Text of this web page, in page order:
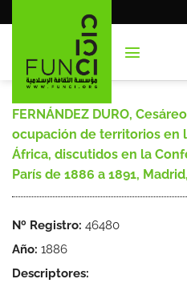
al
FERNÁNDEZ DURO,
ocupación de territorios en
África, discutidos en la
París de 1886 a 1891,
Nº Registro: 46480
Año: 1886
Descriptores: